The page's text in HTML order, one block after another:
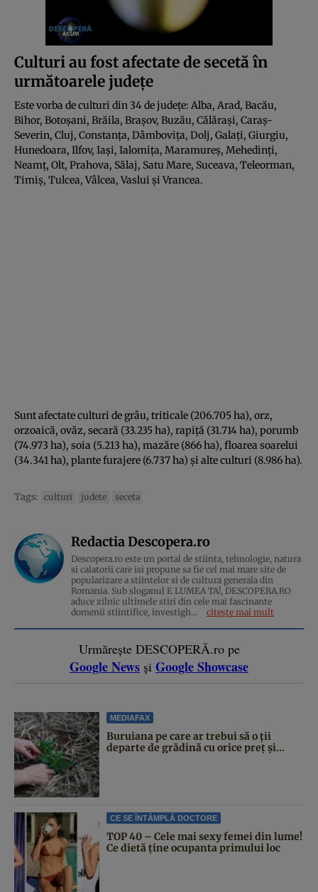
Culturi au fost afectate de secetă în
următoarele județe
Este vorba de culturi din 34 de județe: Alba, Arad, Bacău,
Bihor, Botoșani, Brăila, Brașov, Buzău, Călărași, Caraș-
Severin, Cluj, Constanța, Dâmbovița, Dolj, Galați, Giurgiu,
Hunedoara, Ilfov, Iași, Ialomița, Maramureș, Mehedinți,
Neamț, Olt, Prahova, Sălaj, Satu Mare, Suceava, Teleorman,
Timiș, Tulcea, Vâlcea, Vaslui și Vrancea.
Sunt afectateculturi de grâu, triticale (206.705 ha), orz,
orzoaică, ovăz, secară (33.235 ha), rapiță (31.714 ha), porumb
(74.973 ha), soia (5.213 ha), mazăre (866 ha), floarea soarelui
(34.341 ha), plante furajere (6.737 ha) și alte culturi (8.986 ha).
Tags: culturi judete seceta
Redactia Descopera.ro
Descopera.ro este un portal de stiinta, tehnologie, natura
si calatorii care isi propune sa fie cel mai mare site de
popularizare a stiintelor si de cultura generala din
Romania. Sub sloganul E LUMEA TA!, DESCOPERA.RO
aduce zilnic ultimele stiri din cele mai fascinante
domenii stiintifice, investigh...
citește mai mult
Urmărește DESCOPERĂ.ro pe
Google News și Google Showcase
MEDIAFAX
Buruiana pe care ar trebui să o ții
departe de grădină cu orice preț și...
CE SE ÎNTÂMPLĂ DOCTORE
TOP 40 – Cele mai sexy femei din lume!
Ce dietă ține ocupanta primului loc